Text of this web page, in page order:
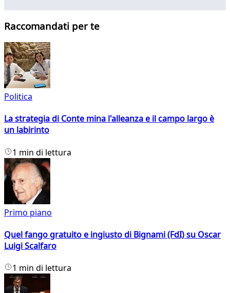
Raccomandati per te
Politica
La strategia di Conte mina l'alleanza e il campo largo è
un labirinto
1 min di lettura
Primo piano
Quel fango gratuito e ingiusto di Bignami (FdI) su Oscar
Luigi Scalfaro
1 min di lettura